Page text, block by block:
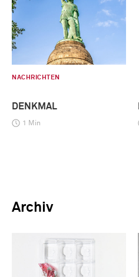
NACHRICHTEN
DENKMAL
1 Min
Archiv